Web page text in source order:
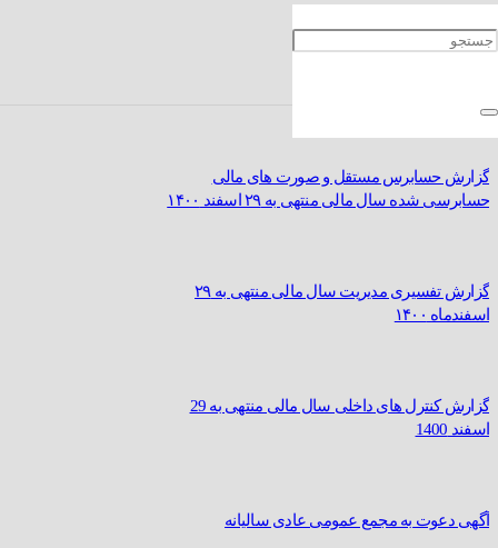
گزارش حسابرس مستقل و صورت های مالی
حسابرسی شده سال مالی منتهی به ۲۹ اسفند ۱۴۰۰
گزارش تفسیری مدیریت سال مالی منتهی به ۲۹
اسفندماه ۱۴۰۰
گزارش کنترل های داخلی سال مالی منتهی به 29
اسفند 1400
آگهی دعوت به مجمع عمومی عادی سالیانه